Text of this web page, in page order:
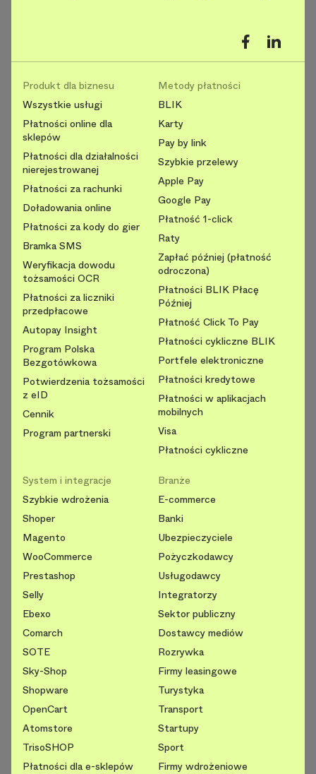
Produkt dla biznesu
Wszystkie usługi
Płatności online dla
sklepów
Płatności dla działalności
nierejestrowanej
Płatności za rachunki
Doładowania online
Płatności za kody do gier
Bramka SMS
Weryfikacja dowodu
tożsamości OCR
Płatności za liczniki
przedpłacowe
Autopay Insight
Program Polska
Bezgotówkowa
Potwierdzenia tożsamości
z eID
Cennik
Program partnerski
Metody płatności
BLIK
Karty
Pay by link
Szybkie przelewy
Apple Pay
Google Pay
Płatność 1-click
Raty
Zapłać później (płatność
odroczona)
Płatności BLIK Płacę
Później
Płatność Click To Pay
Płatności cykliczne BLIK
Portfele elektroniczne
Płatności kredytowe
Płatności w aplikacjach
mobilnych
Visa
Płatności cykliczne
System i integracje
Szybkie wdrożenia
Shoper
Magento
WooCommerce
Prestashop
Selly
Ebexo
Comarch
SOTE
Sky-Shop
Shopware
OpenCart
Atomstore
TrisoSHOP
Płatności dla e-sklepów
Branże
E-commerce
Banki
Ubezpieczyciele
Pożyczkodawcy
Usługodawcy
Integratorzy
Sektor publiczny
Dostawcy mediów
Rozrywka
Firmy leasingowe
Turystyka
Transport
Startupy
Sport
Firmy wdrożeniowe